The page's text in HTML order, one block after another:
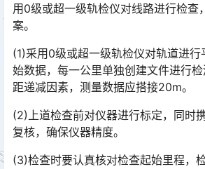
用0级或超一级轨检仪对线路进行检查
案。
(1)采用0级或超一级轨检仪对轨道进行
始数据，每一公里单独创建文件进行
距递减因素，测量数据应搭接20m。
(2)上道检查前对仪器进行标定，同时
复核，确保仪器精度。
(3)检查时要认真核对检查起始里程，